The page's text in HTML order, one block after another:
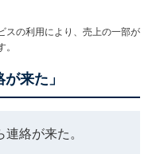
スの利用により、売上の一部が
来た」
絡が来た。